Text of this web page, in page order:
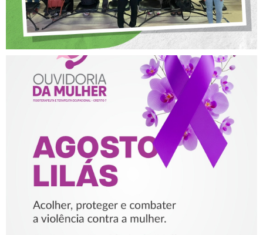
AGOSTO LILÁS – ACOLHER,
PROTEGER E COMBATER A
VIOLÊNCIA CONTRA A
MULHER